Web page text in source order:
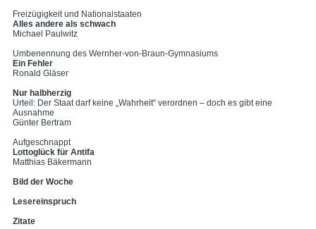
Freizügigkeit und Nationalstaaten
Alles andere als schwach
Michael Paulwitz
Umbenennung des Wernher-von-Braun-Gymnasiums
Ein Fehler
Ronald Gläser
Nur halbherzig
Urteil: Der Staat darf keine „Wahrheit“ verordnen – doch es gibt eine
Ausnahme
Günter Bertram
Aufgeschnappt
Lottoglück für Antifa
Matthias Bäkermann
Bild der Woche
Lesereinspruch
Zitate